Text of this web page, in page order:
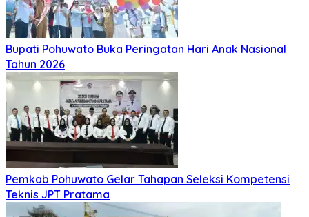
Bupati Pohuwato Buka Peringatan Hari Anak Nasional
Tahun 2026
Pemkab Pohuwato Gelar Tahapan Seleksi Kompetensi
Teknis JPT Pratama